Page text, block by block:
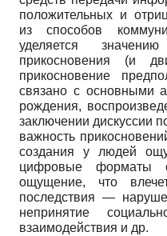
положительных и
из способов
уделяется
прикосновения (и
прикосновение
связано с основными
рождения,
заключении дискуссии
важность
создания у людей
цифровые форматы
ощущение, что
последствия —
непринятие
взаимодействия и др.